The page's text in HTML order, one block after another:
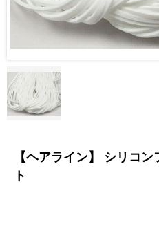
【ヘアライン】 シリコ
ト